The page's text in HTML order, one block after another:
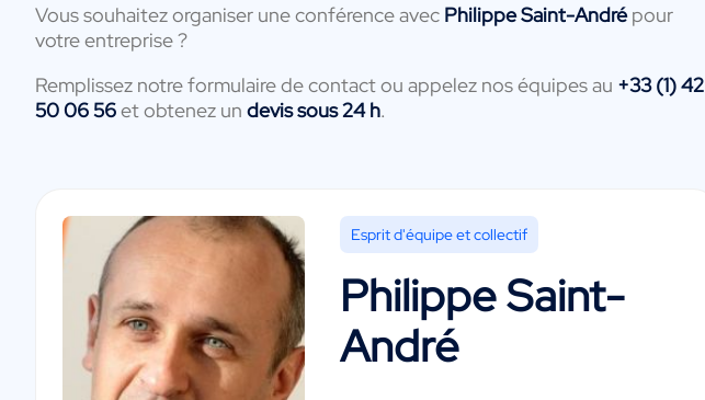
Vous souhaitez organiser une conférence avec Philippe Saint-Andrépour
votre entreprise ?
Remplissez notre formulaire de contact ou appelez nos équipes au +33 (1) 42
50 06 56et obtenez un devis sous 24 h.
Esprit d'équipe et collectif
Philippe Saint-
André